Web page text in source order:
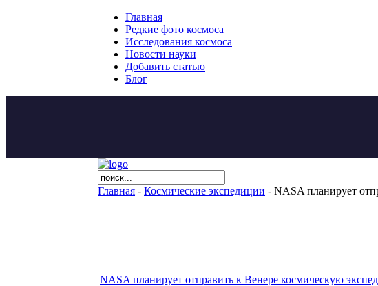
Главная
Редкие фото космоса
Исследования космоса
Новости науки
Добавить статью
Блог
Главная - Космические экспедиции - NASA планирует
NASA планирует отправить к Венере космическую